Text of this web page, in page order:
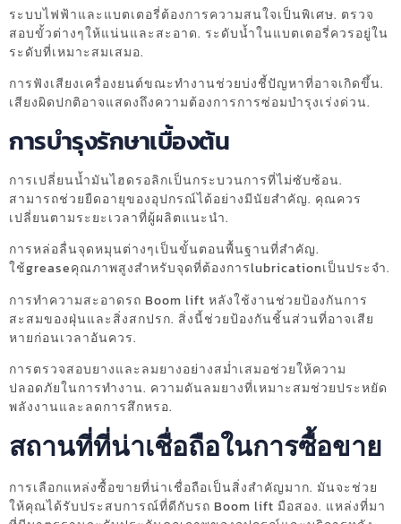
ระบบไฟฟ้าและแบตเตอรี่ต้องการความสนใจเป็นพิเศษ. ตรวจ
สอบขั้วต่างๆให้แน่นและสะอาด. ระดับน้ำในแบตเตอรี่ควรอยู่ใน
ระดับที่เหมาะสมเสมอ.
การฟังเสียงเครื่องยนต์ขณะทำงานช่วยบ่งชี้ปัญหาที่อาจเกิดขึ้น.
เสียงผิดปกติอาจแสดงถึงความต้องการการซ่อมบำรุงเร่งด่วน.
การบำรุงรักษาเบื้องต้น
การเปลี่ยนน้ำมันไฮดรอลิกเป็นกระบวนการที่ไม่ซับซ้อน.
สามารถช่วยยืดอายุของอุปกรณ์ได้อย่างมีนัยสำคัญ. คุณควร
เปลี่ยนตามระยะเวลาที่ผู้ผลิตแนะนำ.
การหล่อลื่นจุดหมุนต่างๆเป็นขั้นตอนพื้นฐานที่สำคัญ.
ใช้greaseคุณภาพสูงสำหรับจุดที่ต้องการlubricationเป็นประจำ.
การทำความสะอาดรถ Boom lift หลังใช้งานช่วยป้องกันการ
สะสมของฝุ่นและสิ่งสกปรก. สิ่งนี้ช่วยป้องกันชิ้นส่วนที่อาจเสีย
หายก่อนเวลาอันควร.
การตรวจสอบยางและลมยางอย่างสม่ำเสมอช่วยให้ความ
ปลอดภัยในการทำงาน. ความดันลมยางที่เหมาะสมช่วยประหยัด
พลังงานและลดการสึกหรอ.
สถานที่ที่น่าเชื่อถือในการซื้อขาย
การเลือกแหล่งซื้อขายที่น่าเชื่อถือเป็นสิ่งสำคัญมาก. มันจะช่วย
ให้คุณได้รับประสบการณ์ที่ดีกับรถ Boom lift มือสอง. แหล่งที่มา